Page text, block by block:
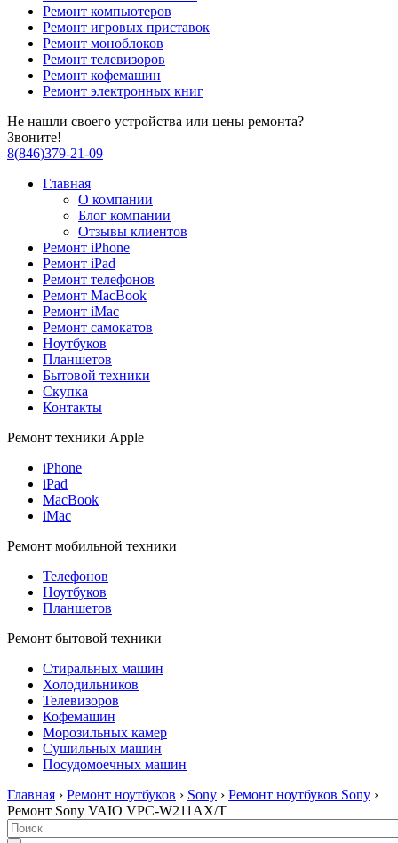
Ремонт компьютеров
Ремонт игровых приставок
Ремонт моноблоков
Ремонт телевизоров
Ремонт кофемашин
Ремонт электронных книг
Не нашли своего устройства или цены ремонта?
Звоните!
8(846)379-21-09
Главная
О компании
Блог компании
Отзывы клиентов
Ремонт iPhone
Ремонт iPad
Ремонт телефонов
Ремонт MacBook
Ремонт iMac
Ремонт самокатов
Ноутбуков
Планшетов
Бытовой техники
Скупка
Контакты
Ремонт техники Apple
iPhone
iPad
MacBook
iMac
Ремонт мобильной техники
Телефонов
Ноутбуков
Планшетов
Ремонт бытовой техники
Стиральных машин
Холодильников
Телевизоров
Кофемашин
Морозильных камер
Сушильных машин
Посудомоечных машин
Главная › Ремонт ноутбуков › Sony › Ремонт ноутбуков Sony ›
Ремонт Sony VAIO VPC-W211AX/T